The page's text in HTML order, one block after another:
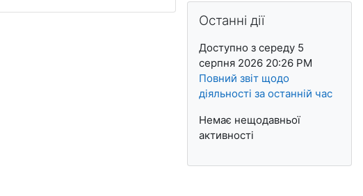
Останні дії
Доступно з середу 5
серпня 2026 20:26 PM
Повний звіт щодо
діяльності за останній час
Немає нещодавньої
активності